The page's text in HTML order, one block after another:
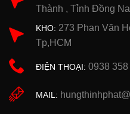
Thành , Tỉnh Đồng
KHO: 273 Phan Văn
Tp,HCM
ĐIỆN THOẠI: 0938 358
MAIL: